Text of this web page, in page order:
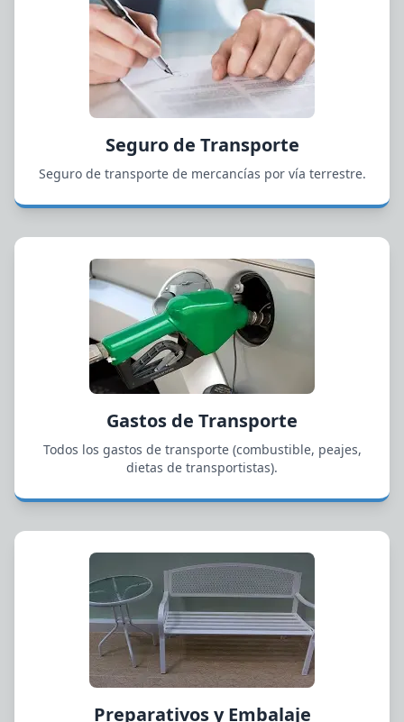
Seguro de Transporte
Seguro de transporte de mercancías por vía terrestre.
Gastos de Transporte
Todos los gastos de transporte (combustible, peajes,
dietas de transportistas).
Preparativos y Embalaje